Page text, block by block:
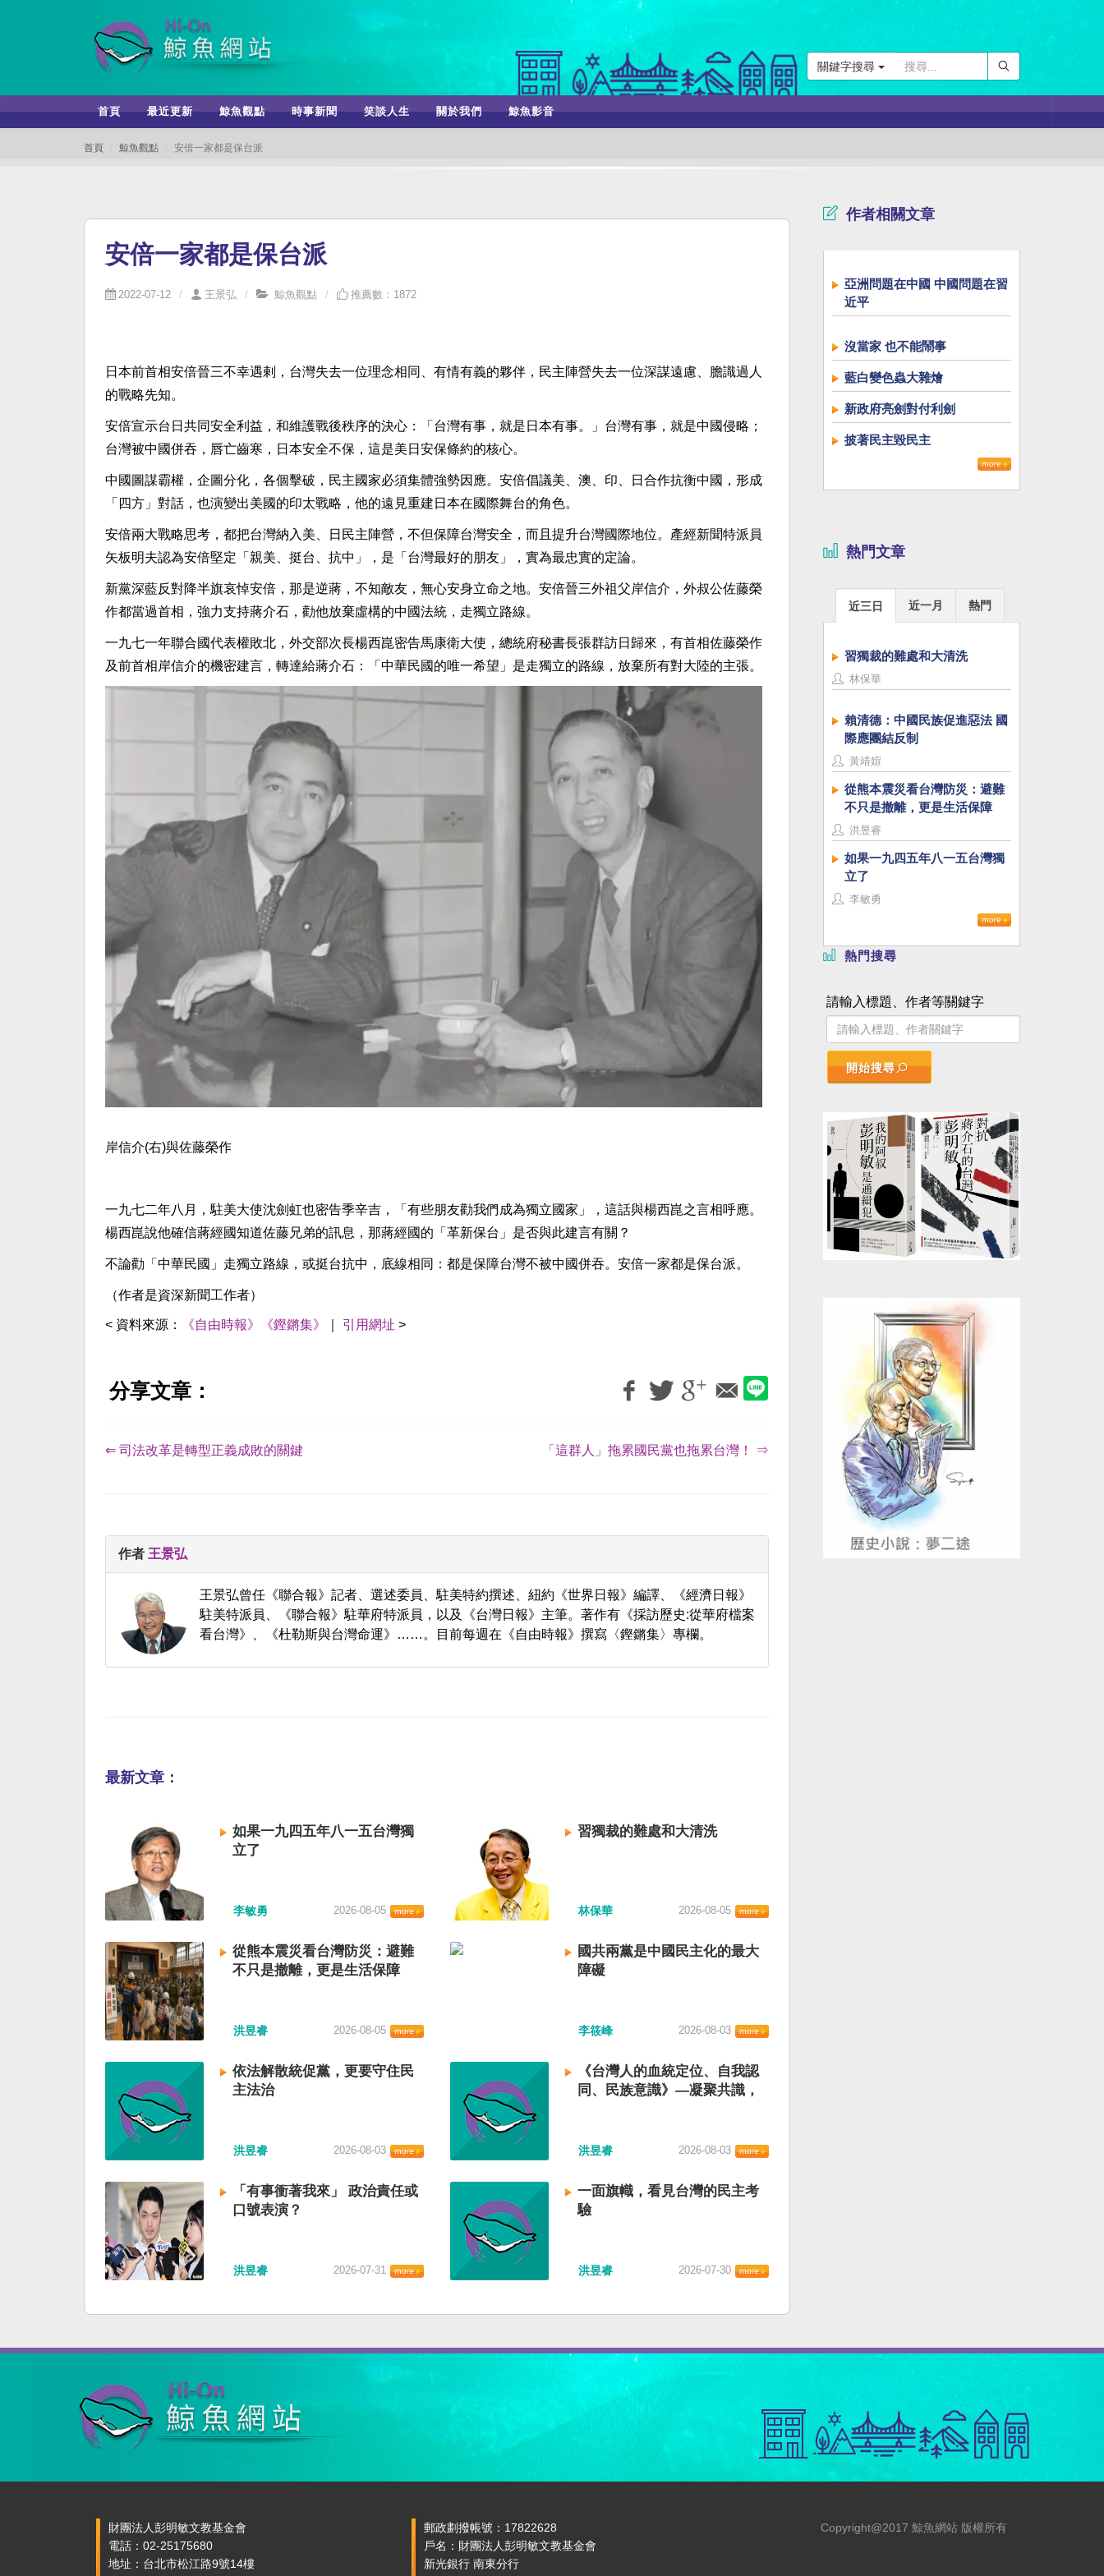
關鍵字搜尋
首頁 最近更新 鯨魚觀點 時事新聞 笑談人生 關於我們 鯨魚影音
首頁 鯨魚觀點 安倍一家都是保台派
安倍一家都是保台派
2022-07-12 王景弘 鯨魚觀點 推薦數：1872
日本前首相安倍晉三不幸遇剌，台灣失去一位理念相同、有情有義的夥伴，民主陣營失去一位深謀遠慮、膽識過人
的戰略先知。
安倍宣示台日共同安全利益，和維護戰後秩序的決心：「台灣有事，就是日本有事。」台灣有事，就是中國侵略；
台灣被中國併吞，唇亡齒寒，日本安全不保，這是美日安保條約的核心。
中國圖謀霸權，企圖分化，各個擊破，民主國家必須集體強勢因應。安倍倡議美、澳、印、日合作抗衡中國，形成
「四方」對話，也演變出美國的印太戰略，他的遠見重建日本在國際舞台的角色。
安倍兩大戰略思考，都把台灣納入美、日民主陣營，不但保障台灣安全，而且提升台灣國際地位。產經新聞特派員
矢板明夫認為安倍堅定「親美、挺台、抗中」，是「台灣最好的朋友」，實為最忠實的定論。
新黨深藍反對降半旗哀悼安倍，那是逆蔣，不知敵友，無心安身立命之地。安倍晉三外祖父岸信介，外叔公佐藤榮
作都當過首相，強力支持蔣介石，勸他放棄虛構的中國法統，走獨立路線。
一九七一年聯合國代表權敗北，外交部次長楊西崑密告馬康衛大使，總統府秘書長張群訪日歸來，有首相佐藤榮作
及前首相岸信介的機密建言，轉達給蔣介石：「中華民國的唯一希望」是走獨立的路線，放棄所有對大陸的主張。
岸信介(右)與佐藤榮作
一九七二年八月，駐美大使沈劍虹也密告季辛吉，「有些朋友勸我們成為獨立國家」，這話與楊西崑之言相呼應。
楊西崑說他確信蔣經國知道佐藤兄弟的訊息，那蔣經國的「革新保台」是否與此建言有關？
不論勸「中華民國」走獨立路線，或挺台抗中，底線相同：都是保障台灣不被中國併吞。安倍一家都是保台派。
（作者是資深新聞工作者）
< 資料來源： 《自由時報》《鏗鏘集》 引用網址 >
分享文章：
⇐ 司法改革是轉型正義成敗的關鍵 「這群人」拖累國民黨也拖累台灣！ ⇒
作者 王景弘
王景弘曾任《聯合報》記者、選述委員、駐美特約撰述、紐約《世界日報》編譯、《經濟日報》
駐美特派員、《聯合報》駐華府特派員，以及《台灣日報》主筆。著作有《採訪歷史:從華府檔案
看台灣》、《杜勒斯與台灣命運》……。目前每週在《自由時報》撰寫〈鏗鏘集〉專欄。
最新文章：
如果一九四五年八一五台灣獨
立了
李敏勇 2026-08-05
習獨裁的難處和大清洗
林保華 2026-08-05
從熊本震災看台灣防災：避難
不只是撤離，更是生活保障
洪昱睿 2026-08-05
國共兩黨是中國民主化的最大
障礙
李筱峰 2026-08-03
依法解散統促黨，更要守住民
主法治
洪昱睿 2026-08-03
《台灣人的血統定位、自我認
同、民族意識》—凝聚共識，
洪昱睿 2026-08-03
「有事衝著我來」 政治責任或
口號表演？
洪昱睿 2026-07-31
一面旗幟，看見台灣的民主考
驗
洪昱睿 2026-07-30
作者相關文章
亞洲問題在中國 中國問題在習
近平
沒當家 也不能鬧事
藍白變色蟲大雜燴
新政府亮劍對付利劍
披著民主毀民主
熱門文章
近三日 近一月 熱門
習獨裁的難處和大清洗
林保華
賴清德：中國民族促進惡法 國
際應團結反制
黃靖媗
從熊本震災看台灣防災：避難
不只是撤離，更是生活保障
洪昱睿
如果一九四五年八一五台灣獨
立了
李敏勇
熱門搜尋
請輸入標題、作者等關鍵字
開始搜尋
財團法人彭明敏文教基金會
電話：02-25175680
地址：台北市松江路9號14樓
郵政劃撥帳號：17822628
戶名：財團法人彭明敏文教基金會
新光銀行 南東分行
Copyright@2017 鯨魚網站 版權所有